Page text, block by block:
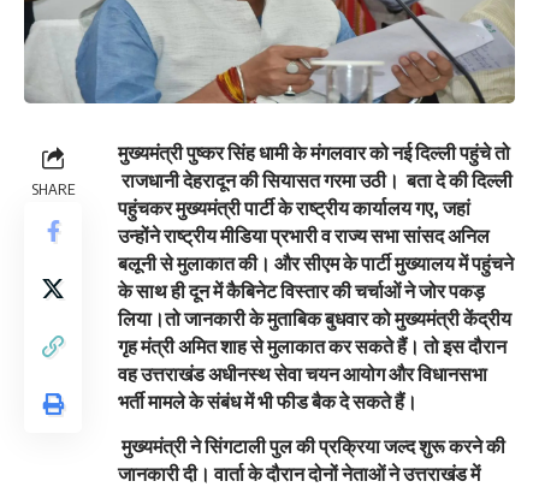
SHARE
मुख्यमंत्री पुष्कर सिंह धामी के मंगलवार को नई दिल्ली पहुंचे तो
राजधानी देहरादून की सियासत गरमा उठी। बता दे की दिल्ली
पहुंचकर मुख्यमंत्री पार्टी के राष्ट्रीय कार्यालय गए, जहां
उन्होंने राष्ट्रीय मीडिया प्रभारी व राज्य सभा सांसद अनिल
बलूनी से मुलाकात की। और सीएम के पार्टी मुख्यालय में पहुंचने
के साथ ही दून में कैबिनेट विस्तार की चर्चाओं ने जोर पकड़
लिया।तो जानकारी के मुताबिक बुधवार को मुख्यमंत्री केंद्रीय
गृह मंत्री अमित शाह से मुलाकात कर सकते हैं। तो इस दौरान
वह उत्तराखंड अधीनस्थ सेवा चयन आयोग और विधानसभा
भर्ती मामले के संबंध में भी फीड बैक दे सकते हैं।
मुख्यमंत्री ने सिंगटाली पुल की प्रक्रिया जल्द शुरू करने की
जानकारी दी। वार्ता के दौरान दोनों नेताओं ने उत्तराखंड में